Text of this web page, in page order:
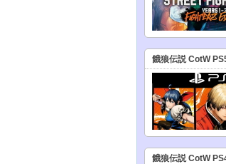
餓狼伝説 CotW
餓狼伝説 CotW